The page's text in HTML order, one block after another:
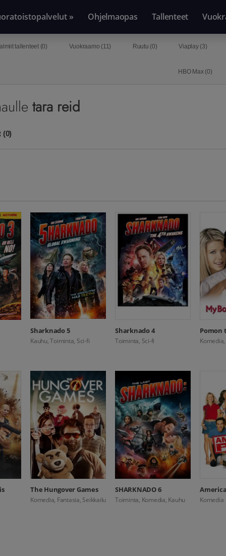
» Ohjelmaopas Tallenteet
tallenteet (0) Vuokraamo (11) Ruutu (0) Viaplay (3)
HBO Max (0)
tara reid
(0)
Sharknado 5
Kauhu, Toiminta, Sci-fi
Sharknado 4
Toiminta, Sci-fi
Pomon
The Hungover Games
Komedia, Fantasia, Seikkailu
SHARKNADO 6
Toiminta, Komedia, Kauhu Komedia